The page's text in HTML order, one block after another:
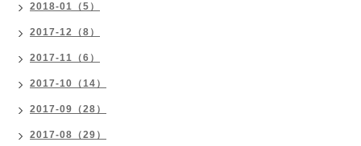
2018-01（5）
2017-12（8）
2017-11（6）
2017-10（14）
2017-09（28）
2017-08（29）